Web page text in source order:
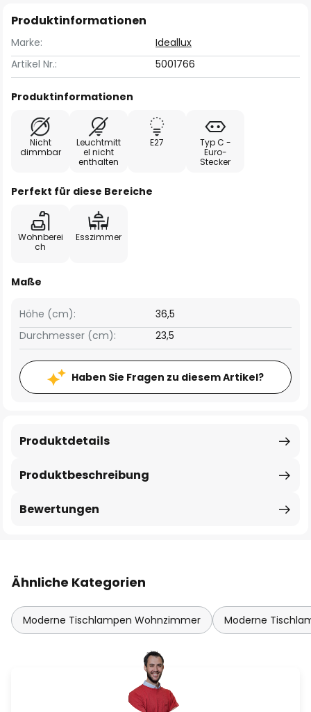
Produktinformationen
Marke:
Ideallux
Artikel Nr.:
5001766
Produktinformationen
Nicht
dimmbar
Leuchtmitt
el nicht
enthalten
E27
Typ C -
Euro-
Stecker
Perfekt für diese Bereiche
Wohnberei
ch
Esszimmer
Maße
Höhe (cm):
36,5
Durchmesser (cm):
23,5
Haben Sie Fragen zu diesem Artikel?
Produktbeschreibung
Produktdetails
Bewertungen
Ähnliche Kategorien
Moderne Tischlampen Wohnzimmer Moderne